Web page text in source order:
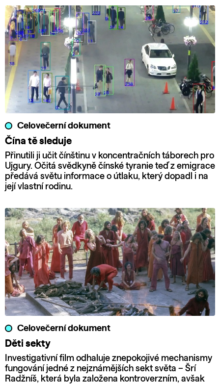
Celovečerní dokument
Čína tě sleduje
Přinutili ji učit čínštinu v koncentračních táborech pro
Ujgury. Očitá svědkyně čínské tyranie teď z emigrace
předává světu informace o útlaku, který dopadl i na
její vlastní rodinu.
Celovečerní dokument
Děti sekty
Investigativní film odhaluje znepokojivé mechanismy
fungování jedné z nejznámějších sekt světa – Šrí
Radžníš, která byla založena kontroverzním, avšak